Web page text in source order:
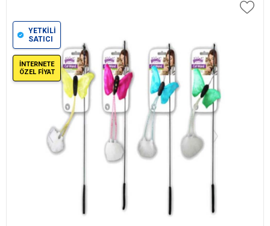
YETKİLİ
SATICI
İNTERNETE
ÖZEL FİYAT